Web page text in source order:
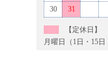
30
31
【定休日】
月曜日（1日・15日